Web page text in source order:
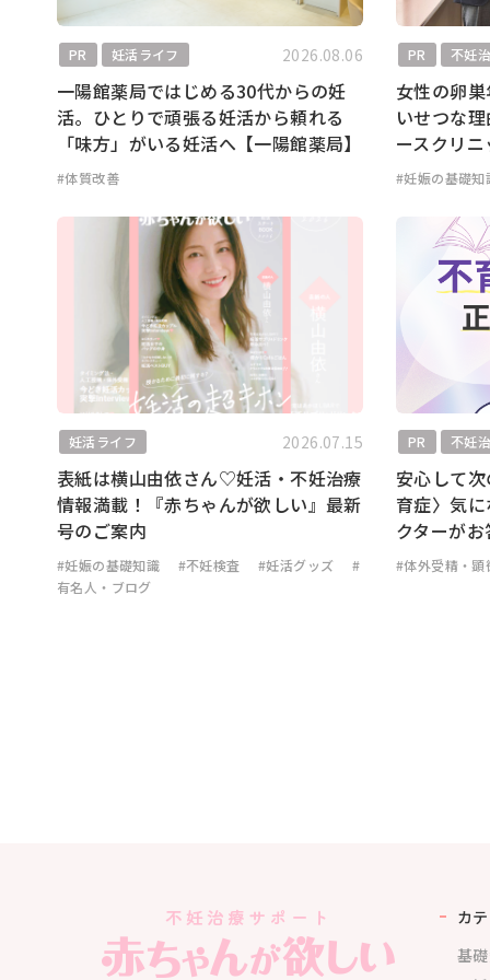
PR 妊活ライフ 2026.08.06
一陽館薬局ではじめる30代からの妊
活。ひとりで頑張る妊活から頼れる
「味方」がいる妊活へ【一陽館薬局】
#体質改善
PR 不妊
女性の卵
いせつな
ースクリ
#妊娠の基礎知
妊活ライフ 2026.07.15
表紙は横山由依さん♡妊活・不妊治療
情報満載！『赤ちゃんが欲しい』最新
号のご案内
#妊娠の基礎知識 #不妊検査 #妊活グッズ
#
有名人・ブログ
PR 不妊
安心して
育症〉気
クターが
#体外受精・顕
カ
基